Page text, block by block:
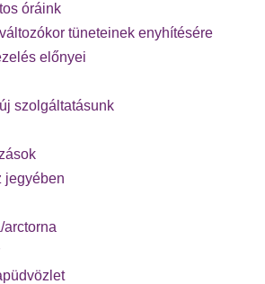
óráink
tüneteinek enyhítésére
előnyei
szolgáltatásunk
jegyében
arctorna